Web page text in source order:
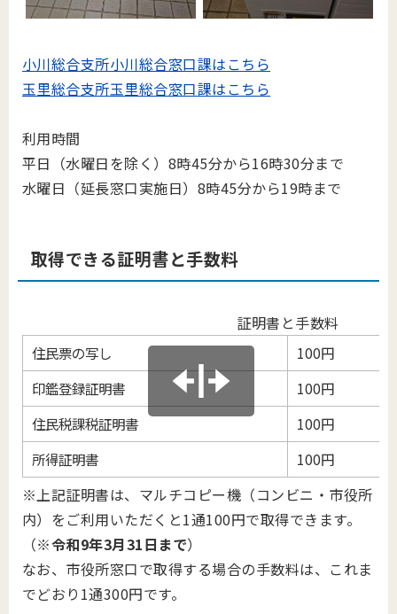
小川総合支所小川総合窓口課はこちら
玉里総合支所玉里総合窓口課はこちら
利用時間
平日（水曜日を除く）8時45分から16時30分まで
水曜日（延長窓口実施日）8時45分から19時まで
取得できる証明書と手数料
証明書と手数料
住民票の写し
100円
印鑑登録証明書
100円
住民税課税証明書
100円
所得証明書
100円
※上記証明書は、マルチコピー機（コンビニ・市役所
内）をご利用いただくと1通100円で取得できます。
（※令和9年3月31日まで）
なお、市役所窓口で取得する場合の手数料は、これま
でどおり1通300円です。